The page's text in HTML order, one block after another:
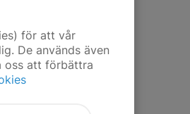
för att vår
De används även
oss att förbättra